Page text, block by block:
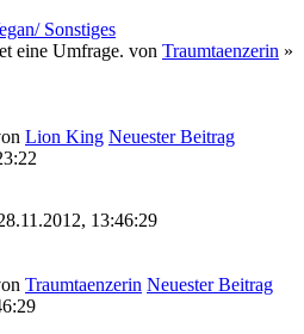
Sonstiges
eine Umfrage. von Traumtaenzerin »
Lion King Neuester Beitrag
13:46:29
Traumtaenzerin Neuester Beitrag